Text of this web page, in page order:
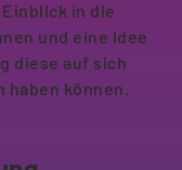
in die
und eine Idee
diese auf sich
können.